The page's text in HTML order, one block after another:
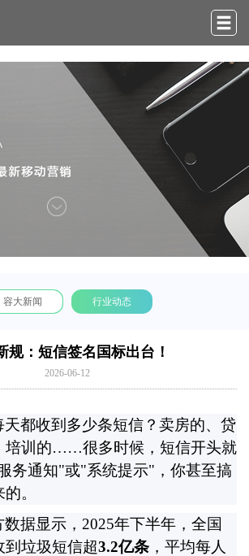
容大新闻 行业动态
规：短信签名国标出台！
2026-06-12
天都收到多少条短信？卖房的、贷
培训的……很多时候，短信开头就
务通知"或"系统提示" ，你甚至搞
。
据显示， 2025年下半年，全国
垃圾短信超3.2亿条 ，平均每人